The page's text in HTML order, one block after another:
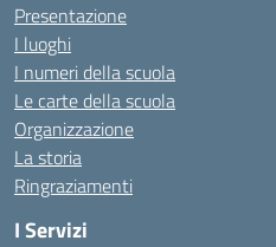
Presentazione
I luoghi
I numeri della scuola
Le carte della scuola
Organizzazione
La storia
Ringraziamenti
I Servizi